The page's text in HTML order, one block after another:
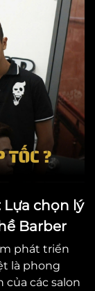
Lựa chọn lý
Barber
phát triển
là phong
của các salon